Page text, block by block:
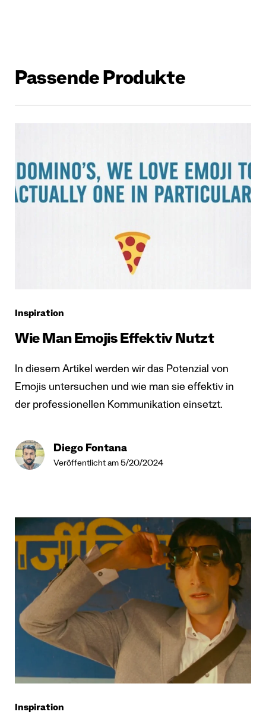
Passende Produkte
Inspiration
Wie Man Emojis Effektiv Nutzt
In diesem Artikel werden wir das Potenzial von
Emojis untersuchen und wie man sie effektiv in
der professionellen Kommunikation einsetzt.
Diego Fontana
Veröffentlicht am 5/20/2024
Inspiration